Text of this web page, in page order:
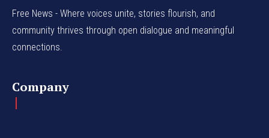
Free News - Where voices unite, stories flourish, and
community thrives through open dialogue and meaningful
connections.
Company